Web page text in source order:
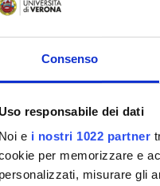
Consenso
Uso responsabile dei dati
Noi e i nostri 1022 partner
per memorizzare e
personalizzati, misurare gli
-
-
sarà
delle